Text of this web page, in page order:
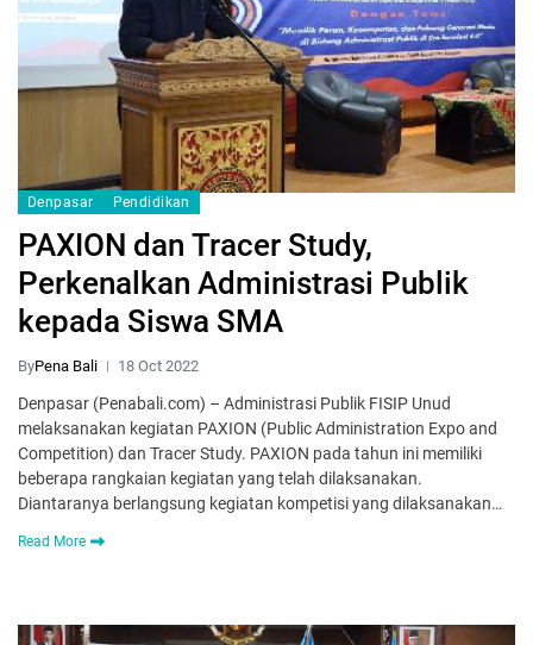
Denpasar Pendidikan
PAXION dan Tracer Study,
Perkenalkan Administrasi Publik
kepada Siswa SMA
ByPena Bali 18 Oct 2022
Denpasar (Penabali.com) – Administrasi Publik FISIP Unud
melaksanakan kegiatan PAXION (Public Administration Expo and
Competition) dan Tracer Study. PAXION pada tahun ini memiliki
beberapa rangkaian kegiatan yang telah dilaksanakan.
Diantaranya berlangsung kegiatan kompetisi yang dilaksanakan…
Read More